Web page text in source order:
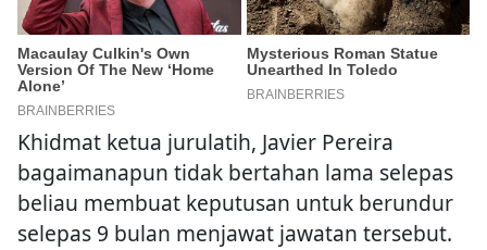
Khidmat ketua jurulatih, Javier Pereira
bagaimanapun tidak bertahan lama selepas
beliau membuat keputusan untuk berundur
selepas 9 bulan menjawat jawatan tersebut.